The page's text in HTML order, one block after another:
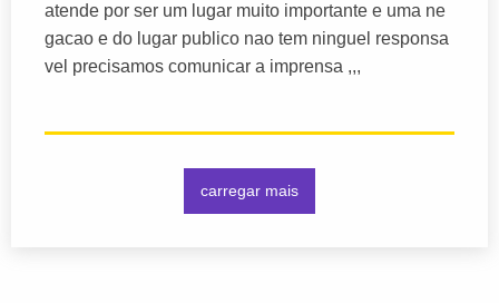
atende por ser um lugar muito importante e uma ne
gacao e do lugar publico nao tem ninguel responsa
vel precisamos comunicar a imprensa ,,,
carregar mais